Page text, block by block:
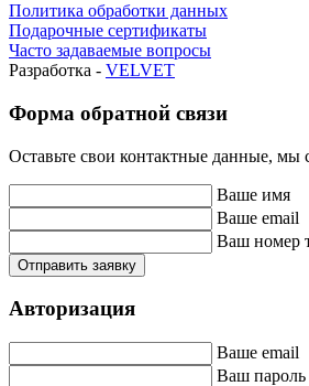
Политика обработки данных
Подарочные сертификаты
Часто задаваемые вопросы
Разработка - VELVET
Форма обратной связи
Оставьте свои контактные данные, мы
Ваше имя
Ваше email
Ваш номер
Отправить заявку
Авторизация
Ваше email
Ваш пароль